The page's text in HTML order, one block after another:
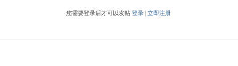
您需要登录后才可以发帖 登录| 立即注册